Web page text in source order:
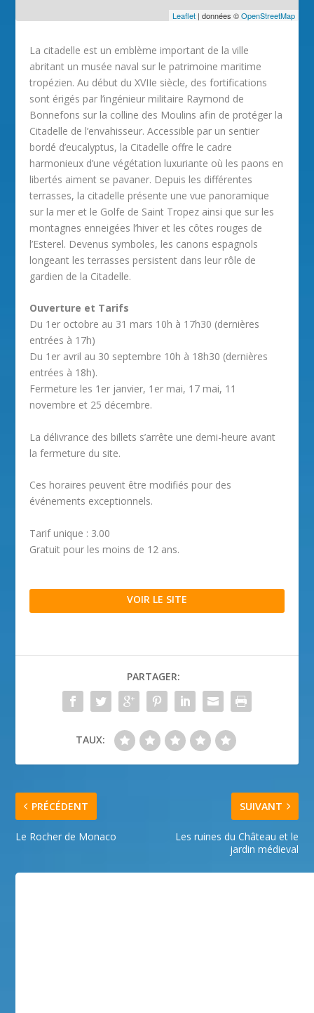
Leaflet| données ©OpenStreetMap
La citadelle est un emblème important de la ville
abritant un musée naval sur le patrimoine maritime
tropézien. Au début du XVIIe siècle, des fortifications
sont érigés par l’ingénieur militaire Raymond de
Bonnefons sur la colline des Moulins afin de protéger la
Citadelle de l’envahisseur. Accessible par un sentier
bordé d’eucalyptus, la Citadelle offre le cadre
harmonieux d’une végétation luxuriante où les paons en
libertés aiment se pavaner. Depuis les différentes
terrasses, la citadelle présente une vue panoramique
sur la mer et le Golfe de Saint Tropez ainsi que sur les
montagnes enneigées l’hiver et les côtes rouges de
l’Esterel. Devenus symboles, les canons espagnols
longeant les terrasses persistent dans leur rôle de
gardien de la Citadelle.
Ouverture et Tarifs
Du 1er octobre au 31 mars 10h à 17h30 (dernières
entrées à 17h)
Du 1er avril au 30 septembre 10h à 18h30 (dernières
entrées à 18h).
Fermeture les 1er janvier, 1er mai, 17 mai, 11
novembre et 25 décembre.
La délivrance des billets s’arrête une demi-heure avant
la fermeture du site.
Ces horaires peuvent être modifiés pour des
événements exceptionnels.
Tarif unique : 3.00
Gratuit pour les moins de 12 ans.
VOIR LE SITE
PARTAGER:
TAUX:
PRÉCÉDENT
Le Rocher de Monaco
SUIVANT
Les ruines du Château et le
jardin médieval